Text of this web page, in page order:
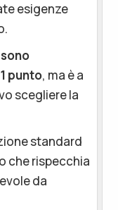
esigenze
punto, ma è a
scegliere la
standard
che rispecchia
da